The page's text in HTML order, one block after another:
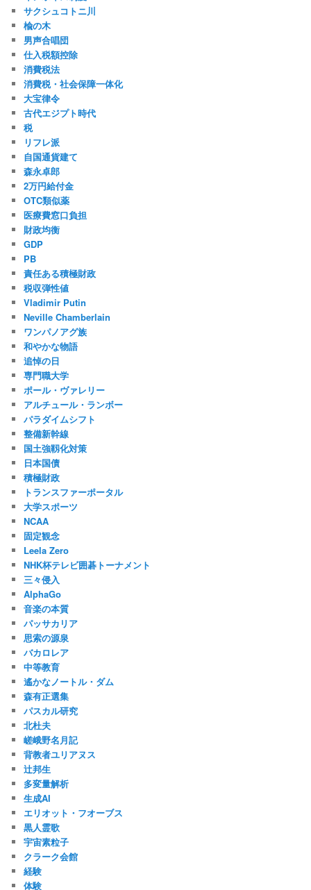
サクシュコトニ川
楡の木
男声合唱団
仕入税額控除
消費税法
消費税・社会保障一体化
大宝律令
古代エジプト時代
税
リフレ派
自国通貨建て
森永卓郎
2万円給付金
OTC類似薬
医療費窓口負担
財政均衡
GDP
PB
責任ある積極財政
税収弾性値
Vladimir Putin
Neville Chamberlain
ワンパノアグ族
和やかな物語
追悼の日
専門職大学
ポール・ヴァレリー
アルチュール・ランボー
パラダイムシフト
整備新幹線
国土強靱化対策
日本国債
積極財政
トランスファーポータル
大学スポーツ
NCAA
固定観念
Leela Zero
NHK杯テレビ囲碁トーナメント
三々侵入
AlphaGo
音楽の本質
パッサカリア
思索の源泉
バカロレア
中等教育
遙かなノートル・ダム
森有正選集
パスカル研究
北杜夫
嵯峨野名月記
背教者ユリアヌス
辻邦生
多変量解析
生成AI
エリオット・フオーブス
黒人霊歌
宇宙素粒子
クラーク会館
経験
体験